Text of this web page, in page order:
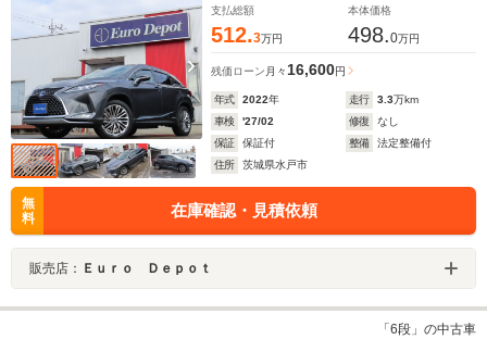
支払総額
512.3万円
本体価格
498.0万円
残価ローン 月々 16,600円
年式 2022年 走行 3.3万km
車検
'27/02 修復
なし
保証
保証付 整備
法定整備付
住所
茨城県水戸市
無
料
在庫確認・見積依頼
販売店： Ｅｕｒｏ Ｄｅｐｏｔ
「6段」の中古車